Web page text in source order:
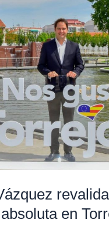
en